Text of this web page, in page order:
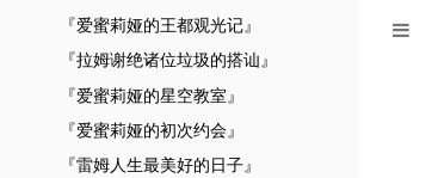
『爱蜜莉娅的王都观光记』
『拉姆谢绝诸位垃圾的搭讪』
『爱蜜莉娅的星空教室』
『爱蜜莉娅的初次约会』
『雷姆人生最美好的日子』